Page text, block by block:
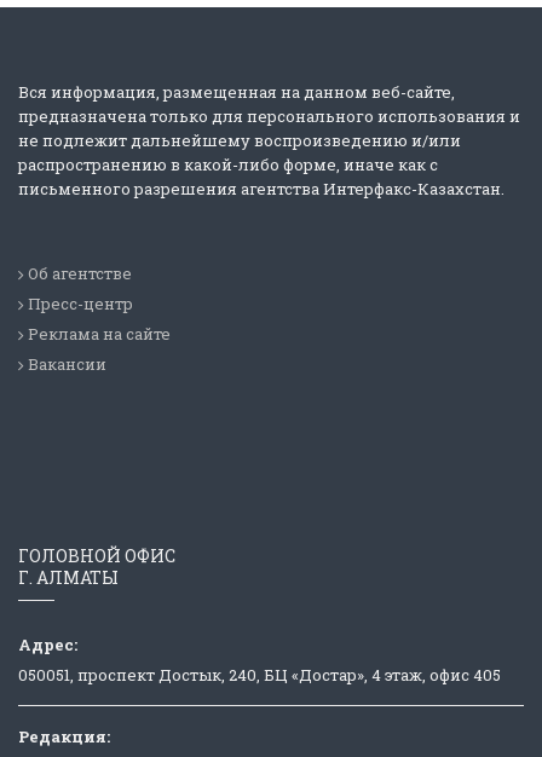
Вся информация, размещенная на данном веб-сайте,
предназначена только для персонального использования и
не подлежит дальнейшему воспроизведению и/или
распространению в какой-либо форме, иначе как с
письменного разрешения агентства Интерфакс-Казахстан.
Об агентстве
Пресс-центр
Реклама на сайте
Вакансии
ГОЛОВНОЙ ОФИС
Г. АЛМАТЫ
Адрес:
050051, проспект Достык, 240, БЦ «Достар», 4 этаж, офис 405
Редакция: